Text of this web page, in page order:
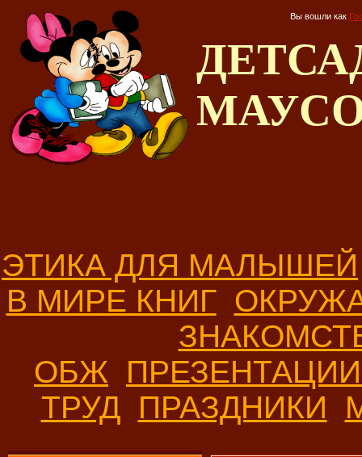
Вы вошли как
ЭТИКА ДЛЯ МАЛЫШЕЙ
В МИРЕ КНИГ
ОБЖ
ТРУД ПРАЗДНИКИ